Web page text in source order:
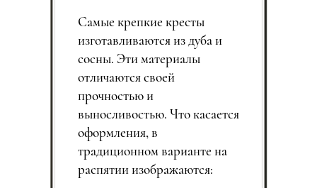
Самые крепкие кресты
изготавливаются из дуба и
сосны. Эти материалы
отличаются своей
прочностью и
выносливостью. Что касается
оформления, в
традиционном варианте на
распятии изображаются: